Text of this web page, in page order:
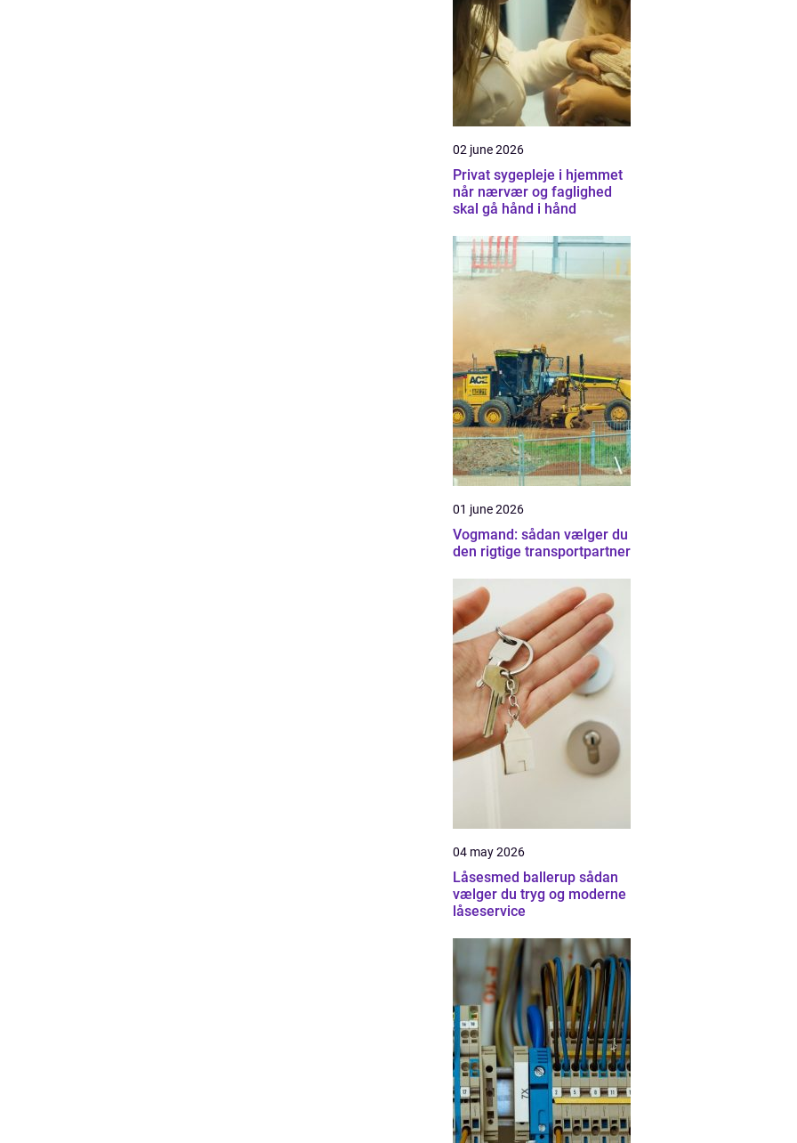
02 june 2026
Privat sygepleje i hjemmet
når nærvær og faglighed
skal gå hånd i hånd
01 june 2026
Vogmand: sådan vælger du
den rigtige transportpartner
04 may 2026
Låsesmed ballerup sådan
vælger du tryg og moderne
låseservice